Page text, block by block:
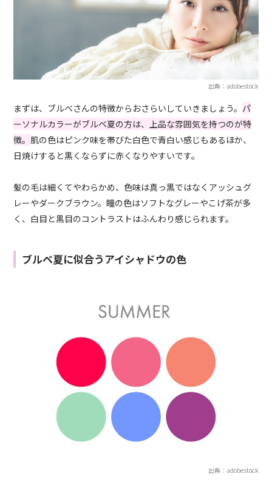
出典：adobestock
まずは、ブルベさんの特徴からおさらいしていきましょう。 パ
ーソナルカラーがブルベ夏の方は、上品な雰囲気を持つのが特
徴。 肌の色はピンク味を帯びた白色で青白い感じもあるほか、
日焼けすると黒くならずに赤くなりやすいです。
髪の毛は細くてやわらかめ、色味は真っ黒ではなくアッシュグ
レーやダークブラウン。瞳の色はソフトなグレーやこげ茶が多
く、白目と黒目のコントラストはふんわり感じられます。
ブルベ夏に似合うアイシャドウの色
出典：adobestock